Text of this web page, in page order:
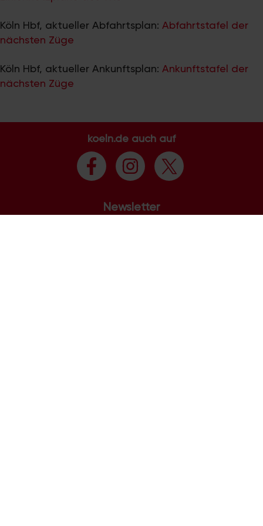
Köln Hbf, aktueller Abfahrtsplan: Abfahrtstafel der
nächsten Züge
Köln Hbf, aktueller Ankunftsplan: Ankunftstafel der
nächsten Züge
koeln.de auch auf
Newsletter